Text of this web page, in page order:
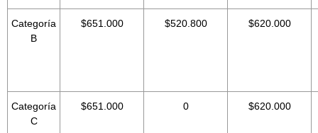
Categoría
B
$651.000 $520.800 $620.000
Categoría
C
$651.000 0 $620.000